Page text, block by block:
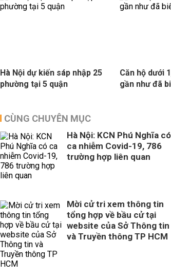
Hà Nội dự kiến sáp nhập 25
phường tại 5 quận
Căn hộ dưới
gần như đã
CÙNG CHUYÊN MỤC
Hà Nội: KCN Phú Nghĩa có
ca nhiễm Covid-19, 786
trường hợp liên quan
Mời cử tri xem thông tin
tổng hợp về bầu cử tại
website của Sở Thông tin
và Truyền thông TP HCM